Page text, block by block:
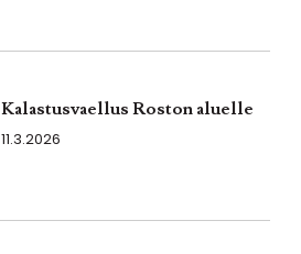
Kalastusvaellus Roston aluelle
11.3.2026